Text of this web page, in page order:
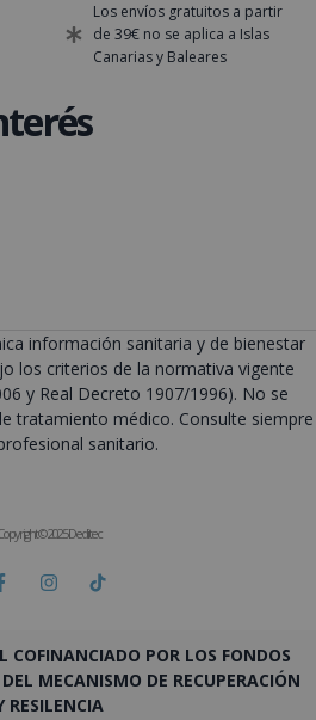
Los envíos gratuitos a partir
de 39€ no se aplica a Islas
Canarias y Baleares
información sanitaria y de bienestar
los criterios de la normativa vigente
y Real Decreto 1907/1996). No se
tratamiento médico. Consulte siempre
sanitario.
© 2025 Deditec
COFINANCIADO POR LOS FONDOS
MECANISMO DE RECUPERACIÓN
RESILENCIA